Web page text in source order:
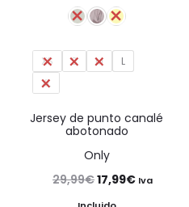
XS S M
L
XL
Jersey de punto canalé
abotonado
Only
29,99€El
precio
17,99€ElIva